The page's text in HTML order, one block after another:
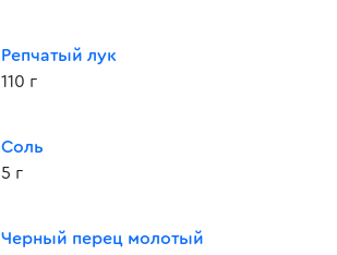
Репчатый лук
110 г
Соль
5 г
Черный перец молотый